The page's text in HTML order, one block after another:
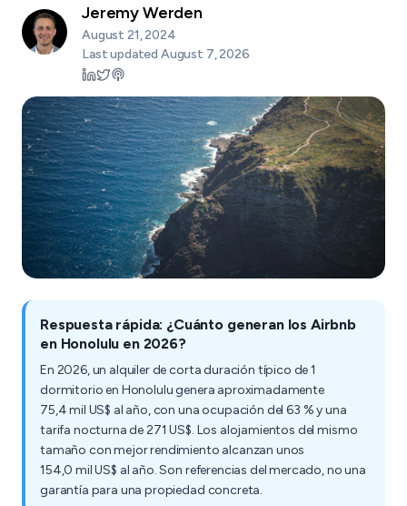
Jeremy Werden
August 21, 2024
Last updated August 7, 2026
Respuesta rápida: ¿Cuánto generan los Airbnb
en Honolulu en 2026?
En 2026, un alquiler de corta duración típico de 1
dormitorio en Honolulu genera aproximadamente
75,4 mil US$ al año, con una ocupación del 63 % y una
tarifa nocturna de 271 US$. Los alojamientos del mismo
tamaño con mejor rendimiento alcanzan unos
154,0 mil US$ al año. Son referencias del mercado, no una
garantía para una propiedad concreta.